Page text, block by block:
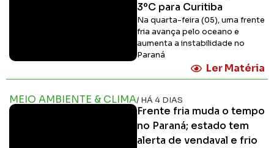
3ºC para Curitiba
Na quarta-feira (05), uma frente
fria avança pelo oceano e
aumenta a instabilidade no
Paraná
Ler Matéria
MEIO AMBIENTE & CLIMA/ HÁ 4 DIAS
Frente fria muda o tempo
no Paraná; estado tem
alerta de vendaval e frio